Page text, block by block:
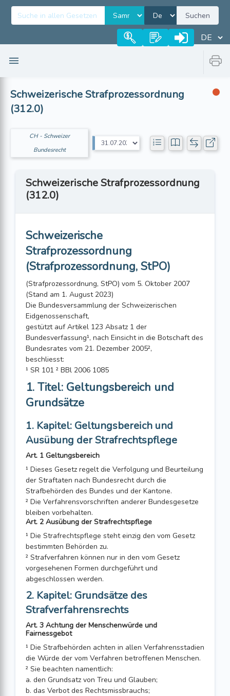
Suchen
Schweizerische Strafprozessordnung
(312.0)
CH - Schweizer
Bundesrecht
Schweizerische Strafprozessordnung
(312.0)
Schweizerische
Strafprozessordnung
(Strafprozessordnung, StPO)
(Strafprozessordnung, StPO) vom 5. Oktober 2007
(Stand am 1. August 2023)
Die Bundesversammlung der Schweizerischen
Eidgenossenschaft,
gestützt auf Artikel 123 Absatz 1 der
Bundesverfassung¹, nach Einsicht in die Botschaft des
Bundesrates vom 21. Dezember 2005²,
beschliesst:
¹ SR 101 ² BBl 2006 1085
1. Titel: Geltungsbereich und
Grundsätze
1. Kapitel: Geltungsbereich und
Ausübung der Strafrechtspflege
Art. 1 Geltungsbereich
¹ Dieses Gesetz regelt die Verfolgung und Beurteilung
der Straftaten nach Bundesrecht durch die
Strafbehörden des Bundes und der Kantone.
² Die Verfahrensvorschriften anderer Bundesgesetze
bleiben vorbehalten.
Art. 2 Ausübung der Strafrechtspflege
¹ Die Strafrechtspflege steht einzig den vom Gesetz
bestimmten Behörden zu.
² Strafverfahren können nur in den vom Gesetz
vorgesehenen Formen durchgeführt und
abgeschlossen werden.
2. Kapitel: Grundsätze des
Strafverfahrensrechts
Art. 3 Achtung der Menschenwürde und
Fairnessgebot
¹ Die Strafbehörden achten in allen Verfahrensstadien
die Würde der vom Verfahren betroffenen Menschen.
² Sie beachten namentlich:
a. den Grundsatz von Treu und Glauben;
b. das Verbot des Rechtsmissbrauchs;